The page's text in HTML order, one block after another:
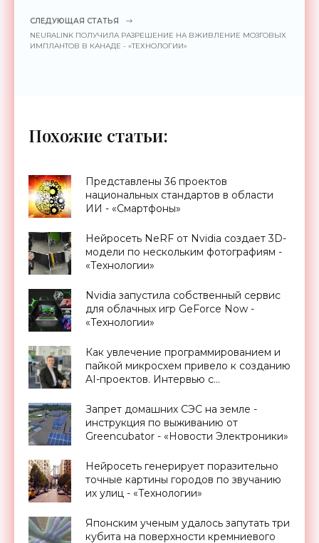
СЛЕДУЮЩАЯ СТАТЬЯ
NEURALINK ПОЛУЧИЛА РАЗРЕШЕНИЕ НА ВЖИВЛЕНИЕ МОЗГОВЫХ
ИМПЛАНТОВ В КАНАДЕ - «ТЕХНОЛОГИИ»
Похожие статьи:
Представлены 36 проектов
национальных стандартов в области
ИИ - «Смартфоны»
Нейросеть NeRF от Nvidia создает 3D-
модели по нескольким фотографиям -
«Технологии»
Nvidia запустила собственный сервис
для облачных игр GeForce Now -
«Технологии»
Как увлечение программированием и
пайкой микросхем привело к созданию
AI-проектов. Интервью с
Запрет домашних СЭС на земле -
инструкция по выживанию от
Greencubator - «Новости Электроники»
Нейросеть генерирует поразительно
точные картины городов по звучанию
их улиц - «Технологии»
Японским ученым удалось запутать три
кубита на поверхности кремниевого